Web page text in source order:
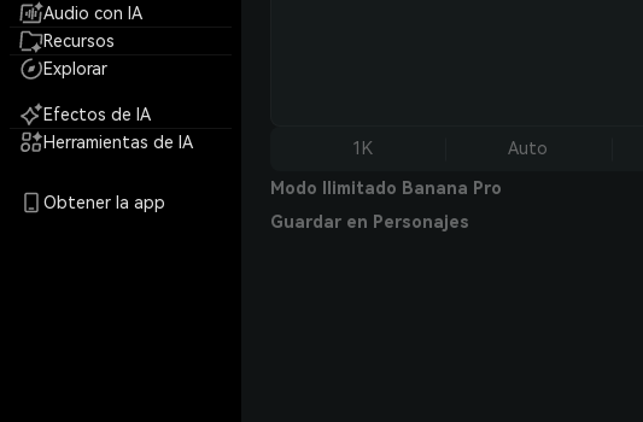
Audio con IA
Recursos
Explorar
Efectos de IA
Herramientas de IA
Obtener la app
1K Auto
Modo Ilimitado Banana Pro
Guardar en Personajes